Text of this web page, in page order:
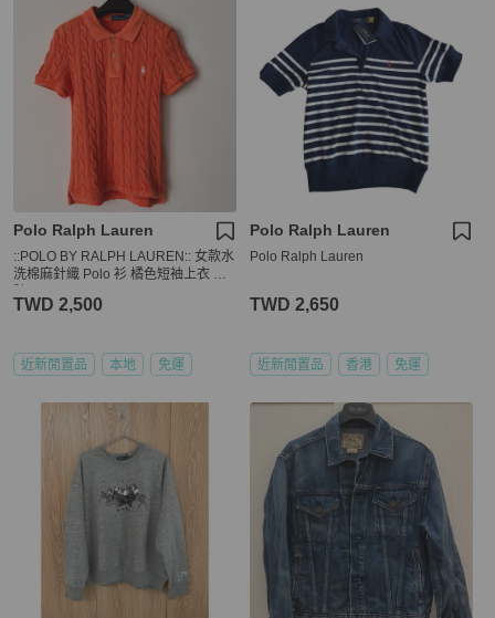
Polo Ralph Lauren
::POLO BY RALPH LAUREN:: 女款水
洗棉麻針織 Polo 衫 橘色短袖上衣 M
TWD 2,500
近新閒置品 本地 免運
Polo Ralph Lauren
Polo Ralph Lauren
TWD 2,650
近新閒置品 香港 免運